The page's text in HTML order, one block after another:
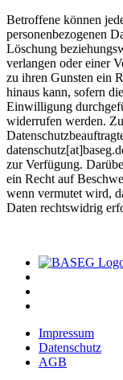
Betroffene können
personenbezogenen
Löschung
verlangen oder einer
zu ihren Gunsten ein
hinaus kann, sofern
Einwilligung
widerrufen werden.
zur Verfügung.
ein Recht auf
wenn vermutet wird,
Daten rechtswidrig
Impressum
Datenschutz
AGB